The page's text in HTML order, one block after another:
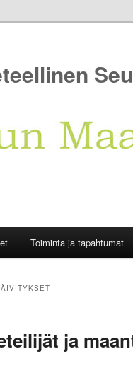
Toiminta ja tapahtumat
ja